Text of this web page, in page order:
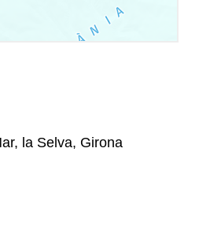
la Selva, Girona